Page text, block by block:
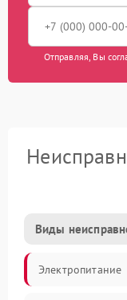
Отправляя, Вы
Виды
Электропитание